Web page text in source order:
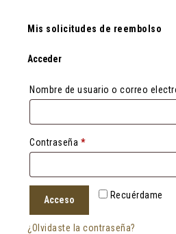
Mis solicitudes de reembolso
Acceder
Nombre de usuario o correo
Contraseña *Obligatorio
Recuérdame
Acceso
¿Olvidaste la contraseña?